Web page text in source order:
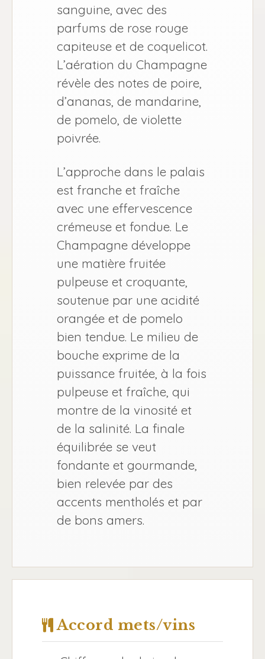
sanguine, avec des
parfums de rose rouge
capiteuse et de coquelicot.
L’aération du Champagne
révèle des notes de poire,
d’ananas, de mandarine,
de pomelo, de violette
poivrée.
L’approche dans le palais
est franche et fraîche
avec une effervescence
crémeuse et fondue. Le
Champagne développe
une matière fruitée
pulpeuse et croquante,
soutenue par une acidité
orangée et de pomelo
bien tendue. Le milieu de
bouche exprime de la
puissance fruitée, à la fois
pulpeuse et fraîche, qui
montre de la vinosité et
de la salinité. La finale
équilibrée se veut
fondante et gourmande,
bien relevée par des
accents mentholés et par
de bons amers.
Accord mets/vins